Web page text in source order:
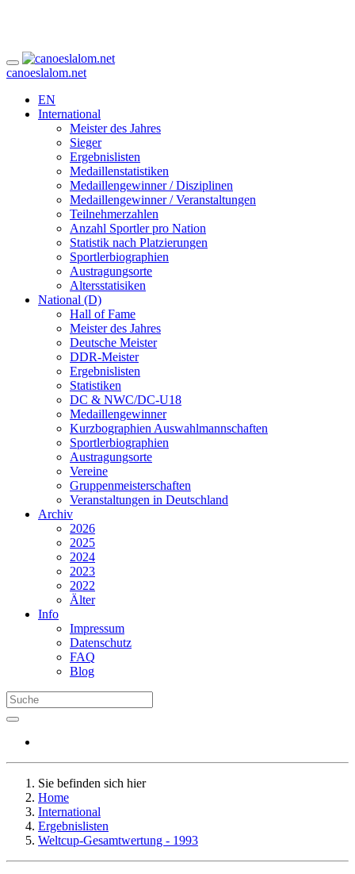
canoeslalom.net
EN
International
Meister des Jahres
Sieger
Ergebnislisten
Medaillenstatistiken
Medaillengewinner / Disziplinen
Medaillengewinner / Veranstaltungen
Teilnehmerzahlen
Anzahl Sportler pro Nation
Statistik nach Platzierungen
Sportlerbiographien
Austragungsorte
Altersstatisiken
National (D)
Hall of Fame
Meister des Jahres
Deutsche Meister
DDR-Meister
Ergebnislisten
Statistiken
DC & NWC/DC-U18
Medaillengewinner
Kurzbographien Auswahlmannschaften
Sportlerbiographien
Austragungsorte
Vereine
Gruppenmeisterschaften
Veranstaltungen in Deutschland
Archiv
2026
2025
2024
2023
2022
Älter
Info
Impressum
Datenschutz
FAQ
Blog
Sie befinden sich hier
Home
International
Ergebnislisten
Weltcup-Gesamtwertung - 1993